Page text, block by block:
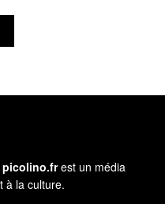
picolino.frest un média
à la culture.